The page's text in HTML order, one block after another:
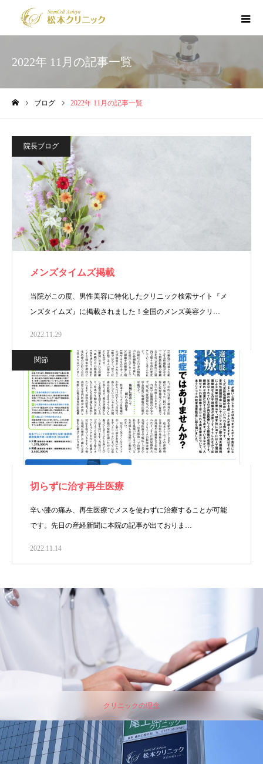
2022年 11月の記事一覧
ブログ 2022年 11月の記事一覧
院長ブログ
メンズタイムズ掲載
当院がこの度、男性美容に特化したクリニック検索サイト『メ
ンズタイムズ』に掲載されました！全国のメンズ美容クリ…
2022.11.29
関節
切らずに治す再生医療
辛い膝の痛み、再生医療でメスを使わずに治療することが可能
です。先日の産経新聞に本院の記事が出ておりま…
2022.11.14
クリニックの理念